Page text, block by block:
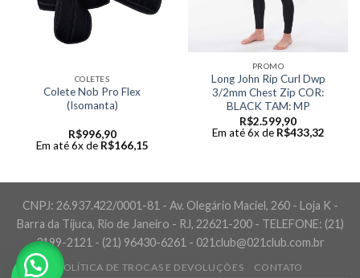
COLETES
Colete Nob Pro Flex
(Isomanta)
R$996,90
Em até 6x de R$166,15
PROMO
Long John Rip Curl Dwp
3/2mm Chest Zip COR:
BLACK TAM: MP
R$2.599,90
Em até 6x de R$433,32
CNPJ: 26.937.422/0001-81 - Av. Olegário Maciel, 260 - Loja K -
Barra da Tijuca, Rio de Janeiro - RJ, 22621-200 - TELEFONE: (21)
3199-2121 - (21) 96430-6261 - 021club@021club.com.br
POLÍTICA DE TROCAS E DEVOLUÇÕES CONTATO